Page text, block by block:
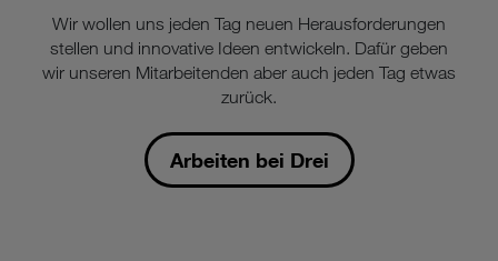
Wir wollen uns jeden Tag neuen Herausforderungen
stellen und innovative Ideen entwickeln. Dafür geben
wir unseren Mitarbeitenden aber auch jeden Tag etwas
zurück.
Arbeiten bei Drei